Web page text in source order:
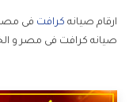
ارقام صيانه كرافت فى
صيانه كرافت فى مصر و